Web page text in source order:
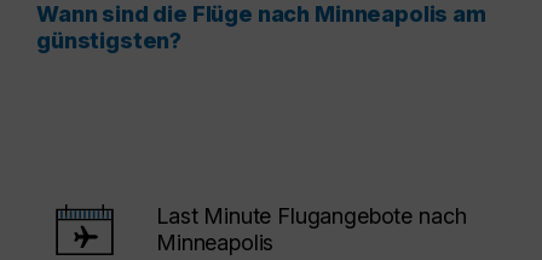
Wann sind die Flüge nach Minneapolis am
günstigsten?
Last Minute Flugangebote nach
Minneapolis